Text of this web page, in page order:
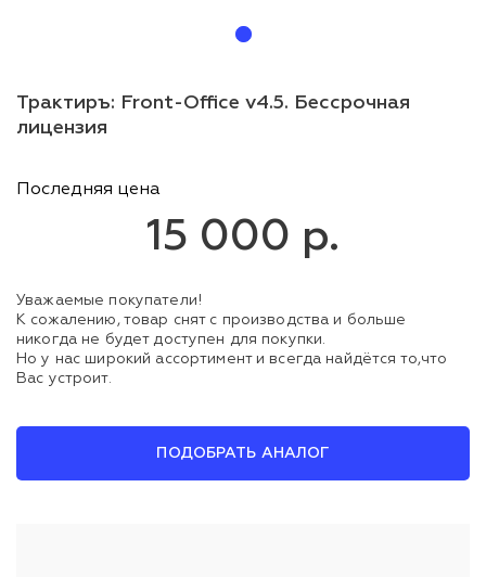
Трактиръ: Front-Office v4.5. Бессрочная
лицензия
Последняя цена
15 000 р.
Уважаемые покупатели!
К сожалению, товар снят с производства и больше
никогда не будет доступен для покупки.
Но у нас широкий ассортимент и всегда найдётся то,что
Вас устроит.
ПОДОБРАТЬ АНАЛОГ